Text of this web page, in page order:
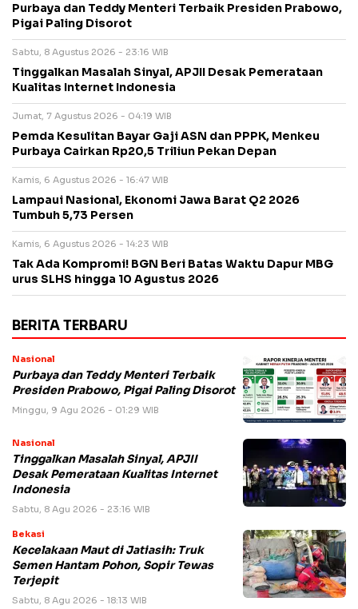
Purbaya dan Teddy Menteri Terbaik Presiden Prabowo,
Pigai Paling Disorot
Sabtu, 8 Agustus 2026 - 23:16 WIB
Tinggalkan Masalah Sinyal, APJII Desak Pemerataan
Kualitas Internet Indonesia
Jumat, 7 Agustus 2026 - 04:19 WIB
Pemda Kesulitan Bayar Gaji ASN dan PPPK, Menkeu
Purbaya Cairkan Rp20,5 Triliun Pekan Depan
Kamis, 6 Agustus 2026 - 16:47 WIB
Lampaui Nasional, Ekonomi Jawa Barat Q2 2026
Tumbuh 5,73 Persen
Kamis, 6 Agustus 2026 - 14:23 WIB
Tak Ada Kompromi! BGN Beri Batas Waktu Dapur MBG
urus SLHS hingga 10 Agustus 2026
BERITA TERBARU
Nasional
Purbaya dan Teddy Menteri Terbaik
Presiden Prabowo, Pigai Paling Disorot
Minggu, 9 Agu 2026 - 01:29 WIB
Nasional
Tinggalkan Masalah Sinyal, APJII
Desak Pemerataan Kualitas Internet
Indonesia
Sabtu, 8 Agu 2026 - 23:16 WIB
Bekasi
Kecelakaan Maut di Jatiasih: Truk
Semen Hantam Pohon, Sopir Tewas
Terjepit
Sabtu, 8 Agu 2026 - 18:13 WIB